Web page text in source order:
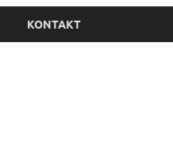
KONTAKT